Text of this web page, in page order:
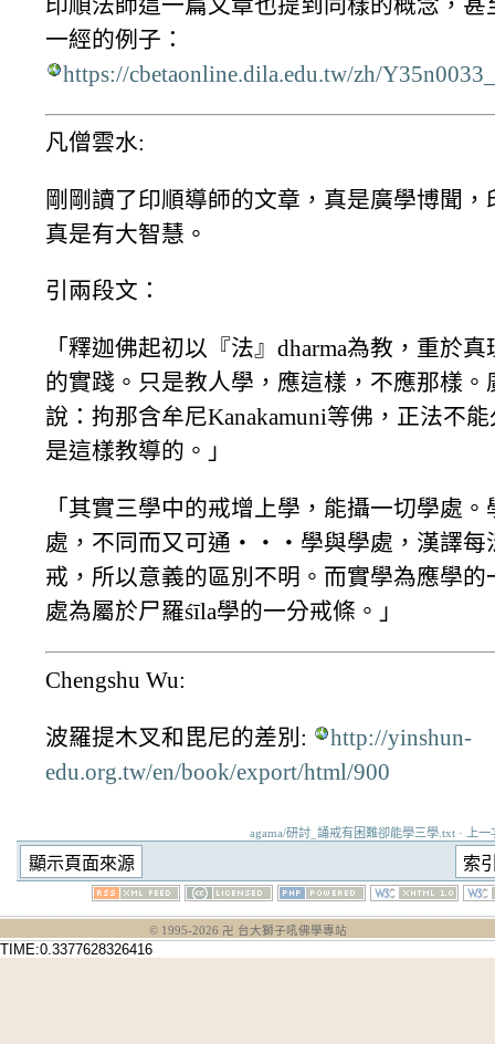
一經的例子：
https://cbetaonline.dila.edu.tw/zh/
凡僧雲水:
剛剛讀了印順導師的文章，真是廣學博聞，
真是有大智慧。
引兩段文：
「釋迦佛起初以『法』dharma為教，重於
的實踐。只是教人學，應這樣，不應那樣。
說：拘那含牟尼Kanakamuni等佛，正法不
是這樣教導的。」
「其實三學中的戒增上學，能攝一切學處。
處，不同而又可通‧‧‧學與學處，漢譯每
戒，所以意義的區別不明。而實學為應學的
處為屬於尸羅śīla學的一分戒條。」
Chengshu Wu:
波羅提木叉和毘尼的差別:
http://yinshun-
edu.org.tw/en/book/export/html/900
agama/研討_誦戒有困難卻能學三學.txt · 上
© 1995-2026 卍 台大獅子吼佛學專站
TIME:0.3377628326416